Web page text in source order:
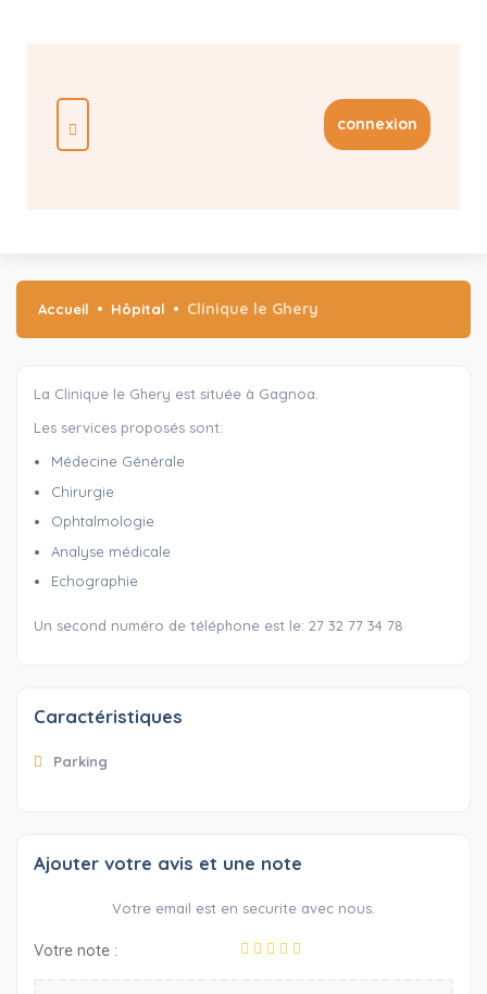
connexion
Accueil Hôpital Clinique le Ghery
La Clinique le Ghery est située à Gagnoa.
Les services proposés sont:
Médecine Générale
Chirurgie
Ophtalmologie
Analyse médicale
Echographie
Un second numéro de téléphone est le: 27 32 77 34 78
Caractéristiques
Parking
Ajouter votre avis et une note
Votre email est en securite avec nous.
Votre note :